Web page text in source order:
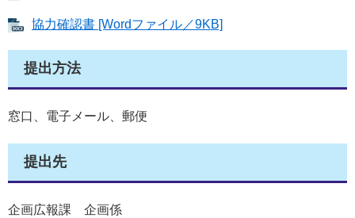
協力確認書 [Wordファイル／9KB]
提出方法
窓口、電子メール、郵便
提出先
企画広報課 企画係